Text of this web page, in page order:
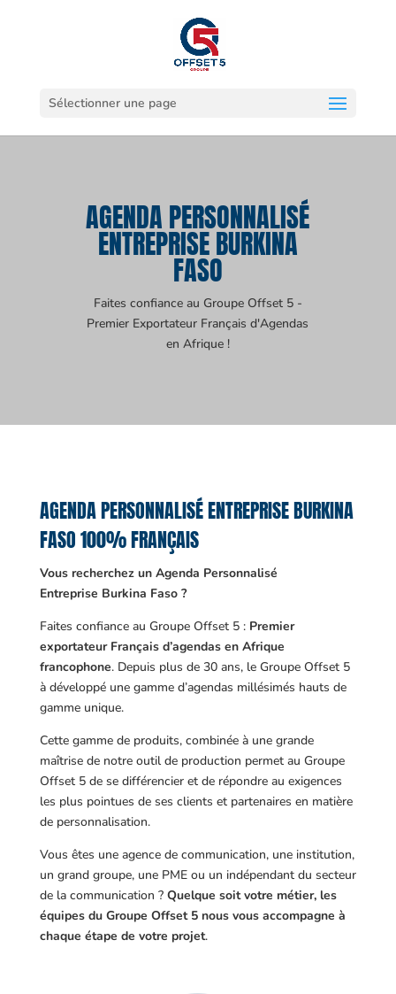
Sélectionner une page
AGENDA PERSONNALISÉ
ENTREPRISE BURKINA
FASO
Faites confiance au Groupe Offset 5 -
Premier Exportateur Français d'Agendas
en Afrique !
AGENDA PERSONNALISÉ ENTREPRISE BURKINA
FASO 100% FRANÇAIS
Vous recherchez un Agenda Personnalisé
Entreprise Burkina Faso ?
Faites confiance au Groupe Offset 5 : Premier
exportateur Français d’agendas en Afrique
francophone. Depuis plus de 30 ans, le Groupe Offset 5
à développé une gamme d’agendas millésimés hauts de
gamme unique.
Cette gamme de produits, combinée à une grande
maîtrise de notre outil de production permet au Groupe
Offset 5 de se différencier et de répondre au exigences
les plus pointues de ses clients et partenaires en matière
de personnalisation.
Vous êtes une agence de communication, une institution,
un grand groupe, une PME ou un indépendant du secteur
de la communication ? Quelque soit votre métier, les
équipes du Groupe Offset 5 nous vous accompagne à
chaque étape de votre projet.